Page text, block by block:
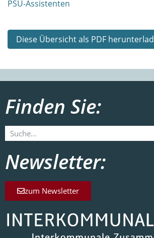
PSU-Assistenten
Diese Übersicht als PDF
Finden Sie:
Newsletter:
zum Newsletter